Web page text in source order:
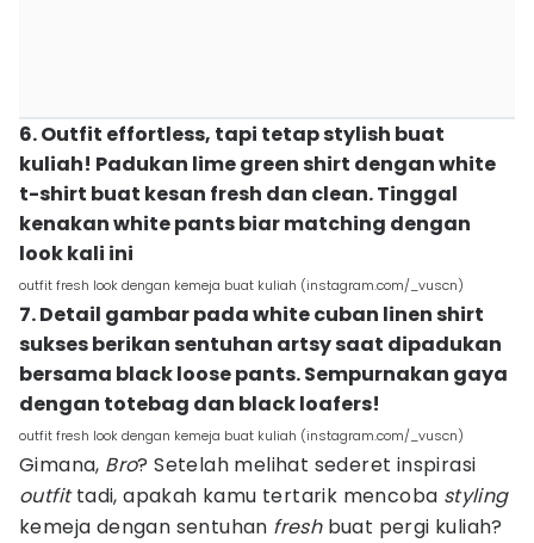
6. Outfit effortless, tapi tetap stylish buat
kuliah! Padukan lime green shirt dengan white
t-shirt buat kesan fresh dan clean. Tinggal
kenakan white pants biar matching dengan
look kali ini
outfit fresh look dengan kemeja buat kuliah (instagram.com/_vuscn)
7. Detail gambar pada white cuban linen shirt
sukses berikan sentuhan artsy saat dipadukan
bersama black loose pants. Sempurnakan gaya
dengan totebag dan black loafers!
outfit fresh look dengan kemeja buat kuliah (instagram.com/_vuscn)
Gimana, Bro? Setelah melihat sederet inspirasi
outfittadi, apakah kamu tertarik mencoba styling
kemeja dengan sentuhan freshbuat pergi kuliah?